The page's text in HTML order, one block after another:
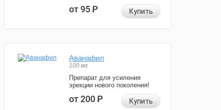
от 95Р Купить
Аванафил
100 мг
Препарат для усиления
эрекции нового поколения!
от 200Р Купить